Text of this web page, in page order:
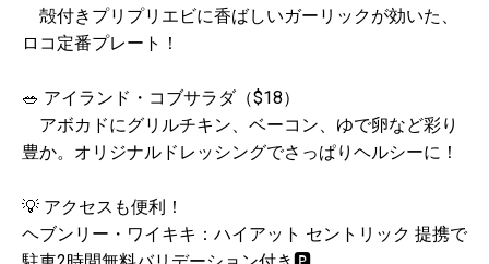
殻付きプリプリエビに香ばしいガーリックが効いた、
ロコ定番プレート！
🥗 アイランド・コブサラダ（$18）
アボカドにグリルチキン、ベーコン、ゆで卵など彩り
豊か。オリジナルドレッシングでさっぱりヘルシーに！
💡 アクセスも便利！
ヘブンリー・ワイキキ：ハイアット セントリック 提携で